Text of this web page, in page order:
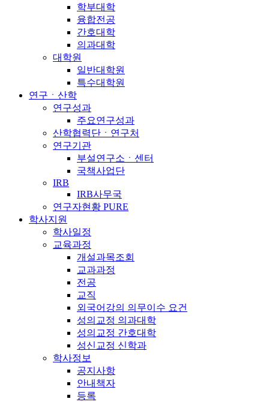
학부대학
융합전공
간호대학
의과대학
대학원
일반대학원
특수대학원
연구ㆍ산학
연구성과
주요연구성과
산학협력단ㆍ연구처
연구기관
부설연구소ㆍ센터
국책사업단
IRB
IRB사무국
연구자현황 PURE
학사지원
학사일정
교육과정
개설과목조회
교과과정
전공
교직
외국어강의 의무이수 요건
성의교정 의과대학
성의교정 간호대학
성신교정 신학과
학사정보
공지사항
안내책자
등록